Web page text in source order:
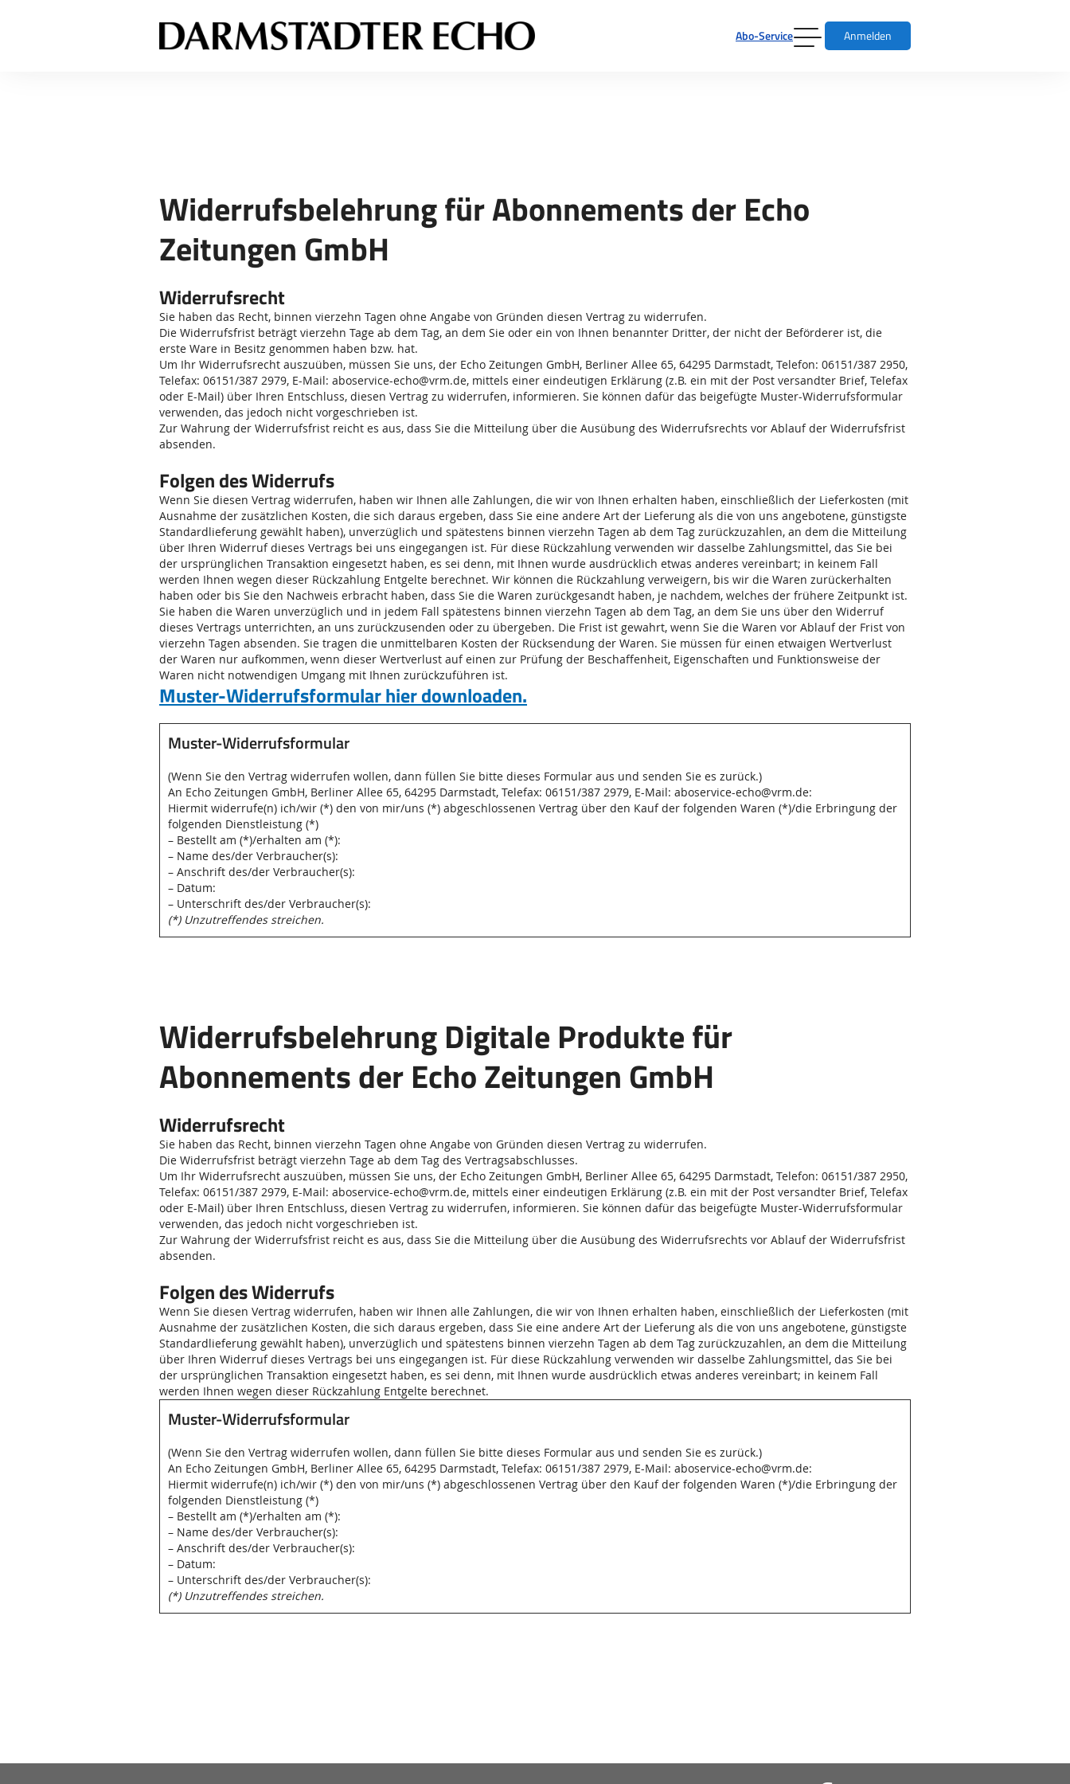
Navigation
Abo-Service Anmelden
Widerrufsbelehrung für Abonnements der Echo
Zeitungen GmbH
Widerrufsrecht
Sie haben das Recht, binnen vierzehn Tagen ohne Angabe von Gründen diesen Vertrag zu widerrufen.
Die Widerrufsfrist beträgt vierzehn Tage ab dem Tag, an dem Sie oder ein von Ihnen benannter Dritter, der nicht der Beförderer ist, die
erste Ware in Besitz genommen haben bzw. hat.
Um Ihr Widerrufsrecht auszuüben, müssen Sie uns, der Echo Zeitungen GmbH, Berliner Allee 65, 64295 Darmstadt, Telefon: 06151/387 2950,
Telefax: 06151/387 2979, E-Mail: aboservice-echo@vrm.de, mittels einer eindeutigen Erklärung (z.B. ein mit der Post versandter Brief, Telefax
oder E-Mail) über Ihren Entschluss, diesen Vertrag zu widerrufen, informieren. Sie können dafür das beigefügte Muster-Widerrufsformular
verwenden, das jedoch nicht vorgeschrieben ist.
Zur Wahrung der Widerrufsfrist reicht es aus, dass Sie die Mitteilung über die Ausübung des Widerrufsrechts vor Ablauf der Widerrufsfrist
absenden.
Folgen des Widerrufs
Wenn Sie diesen Vertrag widerrufen, haben wir Ihnen alle Zahlungen, die wir von Ihnen erhalten haben, einschließlich der Lieferkosten (mit
Ausnahme der zusätzlichen Kosten, die sich daraus ergeben, dass Sie eine andere Art der Lieferung als die von uns angebotene, günstigste
Standardlieferung gewählt haben), unverzüglich und spätestens binnen vierzehn Tagen ab dem Tag zurückzuzahlen, an dem die Mitteilung
über Ihren Widerruf dieses Vertrags bei uns eingegangen ist. Für diese Rückzahlung verwenden wir dasselbe Zahlungsmittel, das Sie bei
der ursprünglichen Transaktion eingesetzt haben, es sei denn, mit Ihnen wurde ausdrücklich etwas anderes vereinbart; in keinem Fall
werden Ihnen wegen dieser Rückzahlung Entgelte berechnet. Wir können die Rückzahlung verweigern, bis wir die Waren zurückerhalten
haben oder bis Sie den Nachweis erbracht haben, dass Sie die Waren zurückgesandt haben, je nachdem, welches der frühere Zeitpunkt ist.
Sie haben die Waren unverzüglich und in jedem Fall spätestens binnen vierzehn Tagen ab dem Tag, an dem Sie uns über den Widerruf
dieses Vertrags unterrichten, an uns zurückzusenden oder zu übergeben. Die Frist ist gewahrt, wenn Sie die Waren vor Ablauf der Frist von
vierzehn Tagen absenden. Sie tragen die unmittelbaren Kosten der Rücksendung der Waren. Sie müssen für einen etwaigen Wertverlust
der Waren nur aufkommen, wenn dieser Wertverlust auf einen zur Prüfung der Beschaffenheit, Eigenschaften und Funktionsweise der
Waren nicht notwendigen Umgang mit Ihnen zurückzuführen ist.
Muster-Widerrufsformular hier downloaden.
Muster-Widerrufsformular
(Wenn Sie den Vertrag widerrufen wollen, dann füllen Sie bitte dieses Formular aus und senden Sie es zurück.)
An Echo Zeitungen GmbH, Berliner Allee 65, 64295 Darmstadt, Telefax: 06151/387 2979, E-Mail: aboservice-echo@vrm.de:
Hiermit widerrufe(n) ich/wir (*) den von mir/uns (*) abgeschlossenen Vertrag über den Kauf der folgenden Waren (*)/die Erbringung der
folgenden Dienstleistung (*)
– Bestellt am (*)/erhalten am (*):
– Name des/der Verbraucher(s):
– Anschrift des/der Verbraucher(s):
– Datum:
– Unterschrift des/der Verbraucher(s):
(*) Unzutreffendes streichen.
Widerrufsbelehrung Digitale Produkte für
Abonnements der Echo Zeitungen GmbH
Widerrufsrecht
Sie haben das Recht, binnen vierzehn Tagen ohne Angabe von Gründen diesen Vertrag zu widerrufen.
Die Widerrufsfrist beträgt vierzehn Tage ab dem Tag des Vertragsabschlusses.
Um Ihr Widerrufsrecht auszuüben, müssen Sie uns, der Echo Zeitungen GmbH, Berliner Allee 65, 64295 Darmstadt, Telefon: 06151/387 2950,
Telefax: 06151/387 2979, E-Mail: aboservice-echo@vrm.de, mittels einer eindeutigen Erklärung (z.B. ein mit der Post versandter Brief, Telefax
oder E-Mail) über Ihren Entschluss, diesen Vertrag zu widerrufen, informieren. Sie können dafür das beigefügte Muster-Widerrufsformular
verwenden, das jedoch nicht vorgeschrieben ist.
Zur Wahrung der Widerrufsfrist reicht es aus, dass Sie die Mitteilung über die Ausübung des Widerrufsrechts vor Ablauf der Widerrufsfrist
absenden.
Folgen des Widerrufs
Wenn Sie diesen Vertrag widerrufen, haben wir Ihnen alle Zahlungen, die wir von Ihnen erhalten haben, einschließlich der Lieferkosten (mit
Ausnahme der zusätzlichen Kosten, die sich daraus ergeben, dass Sie eine andere Art der Lieferung als die von uns angebotene, günstigste
Standardlieferung gewählt haben), unverzüglich und spätestens binnen vierzehn Tagen ab dem Tag zurückzuzahlen, an dem die Mitteilung
über Ihren Widerruf dieses Vertrags bei uns eingegangen ist. Für diese Rückzahlung verwenden wir dasselbe Zahlungsmittel, das Sie bei
der ursprünglichen Transaktion eingesetzt haben, es sei denn, mit Ihnen wurde ausdrücklich etwas anderes vereinbart; in keinem Fall
werden Ihnen wegen dieser Rückzahlung Entgelte berechnet.
Muster-Widerrufsformular
(Wenn Sie den Vertrag widerrufen wollen, dann füllen Sie bitte dieses Formular aus und senden Sie es zurück.)
An Echo Zeitungen GmbH, Berliner Allee 65, 64295 Darmstadt, Telefax: 06151/387 2979, E-Mail: aboservice-echo@vrm.de:
Hiermit widerrufe(n) ich/wir (*) den von mir/uns (*) abgeschlossenen Vertrag über den Kauf der folgenden Waren (*)/die Erbringung der
folgenden Dienstleistung (*)
– Bestellt am (*)/erhalten am (*):
– Name des/der Verbraucher(s):
– Anschrift des/der Verbraucher(s):
– Datum:
– Unterschrift des/der Verbraucher(s):
(*) Unzutreffendes streichen.